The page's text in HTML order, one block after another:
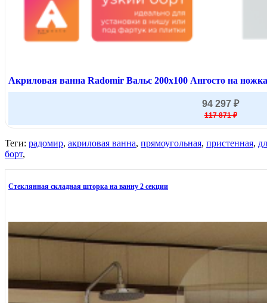
Акриловая ванна Radomir Вальс 200х100 Ангосто на
94 297 ₽
117 871 ₽
Теги: радомир, акриловая ванна, прямоугольная, пристенная,
борт,
Стеклянная складная шторка на ванну 2 секции